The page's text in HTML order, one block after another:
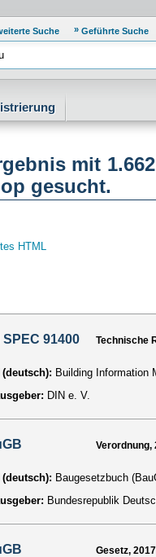
Suche Geführte Suche
mit
gesucht.
HTML
SPEC 91400 Technische
Building Information
DIN e. V.
Verordnung,
Baugesetzbuch
Bundesrepublik
Gesetz,